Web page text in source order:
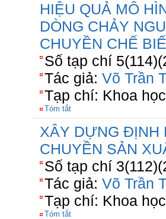
HIỆU QUẢ MÔ
DÒNG CHẢY
CHUYỀN CHẾ
Số tạp chí
Tác giả: Võ Trần
Tạp chí: Khoa
Tóm tắt
XÂY DỰNG ĐỊNH
CHUYỀN SẢN
Số tạp chí
Tác giả: Võ Trần
Tạp chí: Khoa
Tóm tắt